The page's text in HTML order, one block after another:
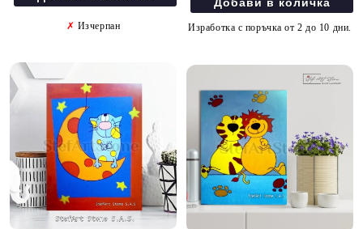
✗ Изчерпан Изработка с поръчка от 2 до 10 дни.